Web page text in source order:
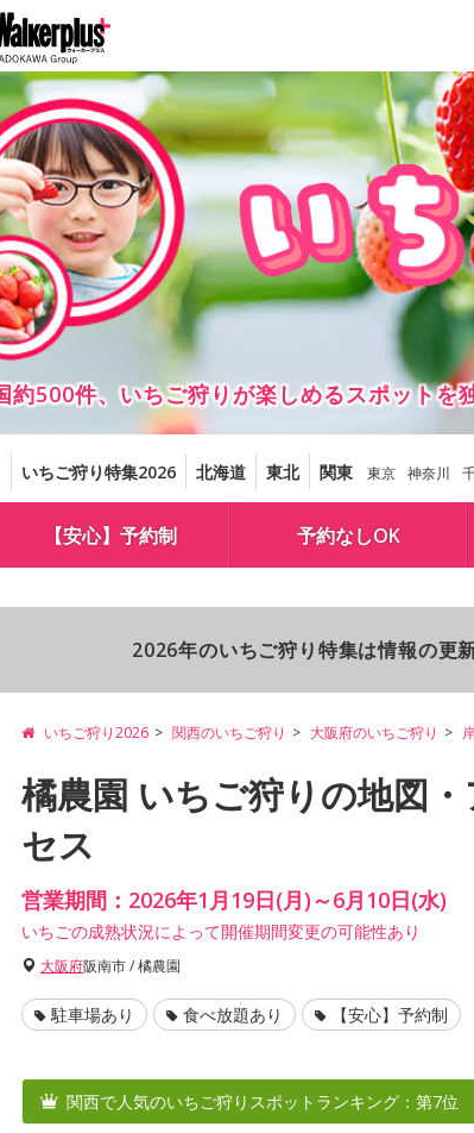
約500件、いちご狩りが楽しめるスポットを
いちご狩り特集2026 北海道 東北 関東 東京 神奈川
【安心】予約制 予約なしOK
2026年のいちご狩り特集は情報の更
いちご狩り2026 関西のいちご狩り 大阪府のいちご狩り
橘農園 いちご狩りの地図・
セス
営業期間：2026年1月19日(月)～6月10日(水)
いちごの成熟状況によって開催期間変更の可能性あり
大阪府阪南市 / 橘農園
駐車場あり 食べ放題あり 【安心】予約制
関西で人気のいちご狩りスポットランキング：第7位